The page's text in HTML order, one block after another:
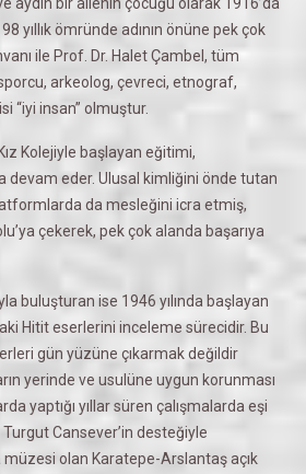
yıllık ömründe adının önüne pek çok
ile Prof. Dr. Halet Çambel, tüm
arkeolog, çevreci, etnograf,
“iyi insan” olmuştur.
Kolejiyle başlayan eğitimi,
devam eder. Ulusal kimliğini önde tutan
da mesleğini icra etmiş,
çekerek, pek çok alanda başarıya
buluşturan ise 1946 yılında başlayan
Hitit eserlerini inceleme sürecidir. Bu
gün yüzüne çıkarmak değildir
yerinde ve usulüne uygun korunması
yaptığı yıllar süren çalışmalarda eşi
Turgut Cansever’in desteğiyle
müzesi olan Karatepe-Arslantaş açık